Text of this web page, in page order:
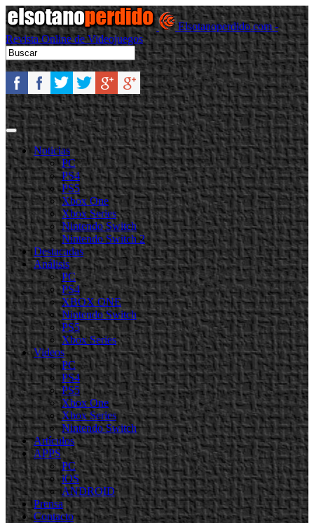
Elsotanoperdido.com -
Revista Online de Videojuegos
Noticias
PC
PS4
PS5
Xbox One
Xbox Series
Nintendo Switch
Nintendo Switch 2
Destacadas
Análisis
PC
PS4
XBOX ONE
Nintendo Switch
PS5
Xbox Series
Videos
PC
PS4
PS5
Xbox One
Xbox Series
Nintendo Switch
Artículos
APPS
PC
iOS
ANDROID
Prensa
Contacto